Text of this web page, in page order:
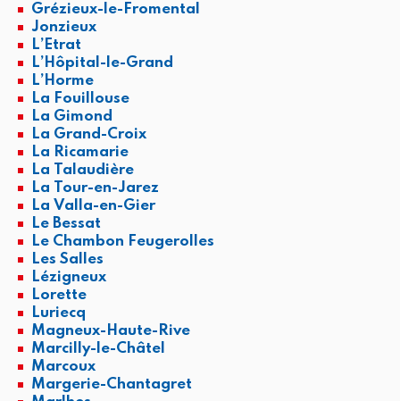
Grézieux-le-Fromental
Jonzieux
L’Etrat
L’Hôpital-le-Grand
L’Horme
La Fouillouse
La Gimond
La Grand-Croix
La Ricamarie
La Talaudière
La Tour-en-Jarez
La Valla-en-Gier
Le Bessat
Le Chambon Feugerolles
Les Salles
Lézigneux
Lorette
Luriecq
Magneux-Haute-Rive
Marcilly-le-Châtel
Marcoux
Margerie-Chantagret